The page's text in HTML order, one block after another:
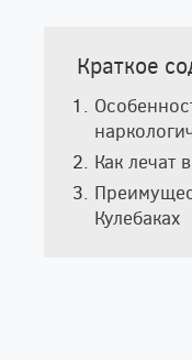
Краткое
Как лечат
Кулебаках